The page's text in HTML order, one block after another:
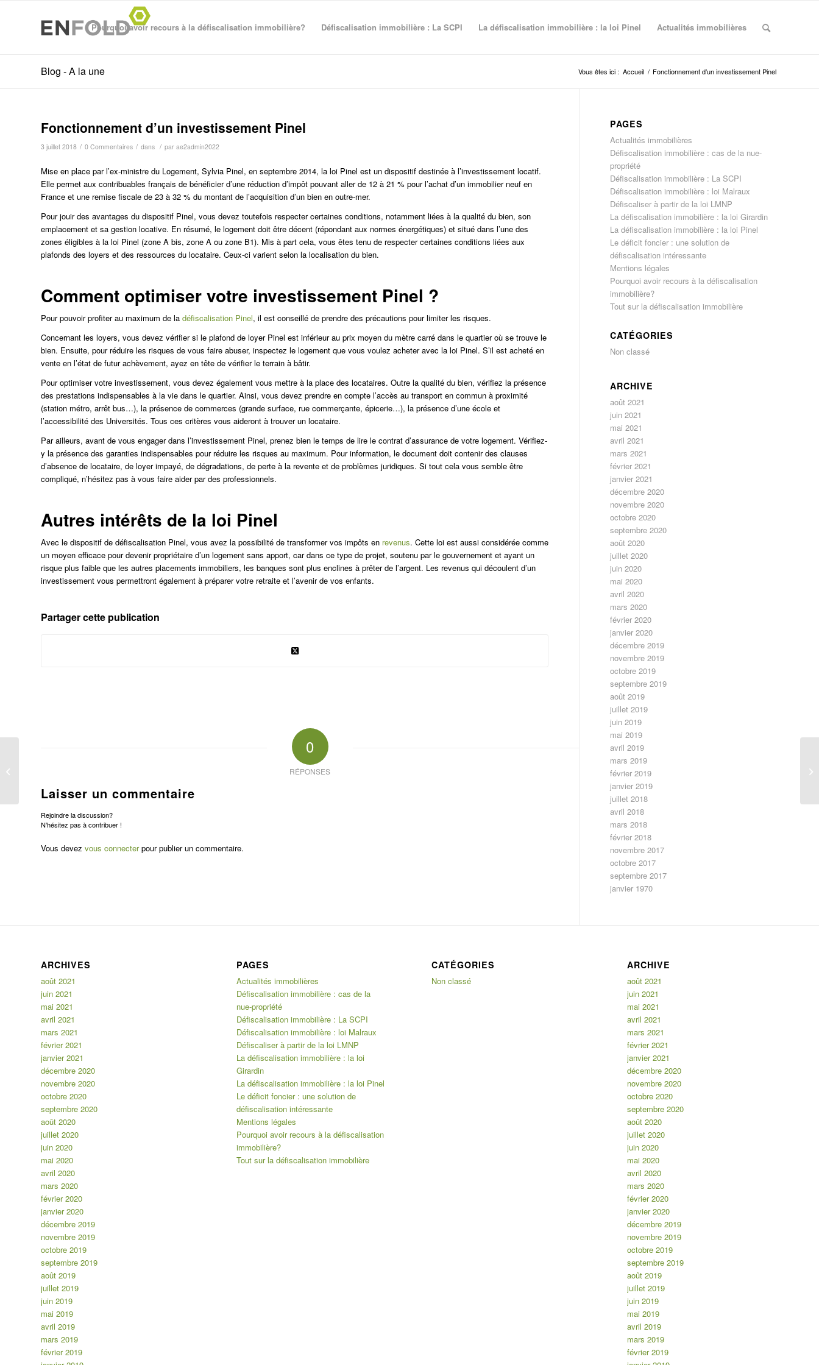
Pourquoi avoir recours à la défiscalisation immobilière? Défiscalisation immobilière : La SCPI La défiscalisation immobilière : la loi Pinel Actualités immobilières
Blog - A la une Vous êtes ici : Accueil / Fonctionnement d’un investissement Pinel
Fonctionnement d’un investissement Pinel
3 juillet 2018 / 0 Commentaires / dans / par ae2admin2022
Mise en place par l’ex-ministre du Logement, Sylvia Pinel, en septembre 2014, la loi Pinel est un dispositif destinée à l’investissement locatif.
Elle permet aux contribuables français de bénéficier d’une réduction d’impôt pouvant aller de 12 à 21 % pour l’achat d’un immobilier neuf en
France et une remise fiscale de 23 à 32 % du montant de l’acquisition d’un bien en outre-mer.
Pour jouir des avantages du dispositif Pinel, vous devez toutefois respecter certaines conditions, notamment liées à la qualité du bien, son
emplacement et sa gestion locative. En résumé, le logement doit être décent (répondant aux normes énergétiques) et situé dans l’une des
zones éligibles à la loi Pinel (zone A bis, zone A ou zone B1). Mis à part cela, vous êtes tenu de respecter certaines conditions liées aux
plafonds des loyers et des ressources du locataire. Ceux-ci varient selon la localisation du bien.
Comment optimiser votre investissement Pinel ?
Pour pouvoir profiter au maximum de la défiscalisation Pinel, il est conseillé de prendre des précautions pour limiter les risques.
Concernant les loyers, vous devez vérifier si le plafond de loyer Pinel est inférieur au prix moyen du mètre carré dans le quartier où se trouve le
bien. Ensuite, pour réduire les risques de vous faire abuser, inspectez le logement que vous voulez acheter avec la loi Pinel. S’il est acheté en
vente en l’état de futur achèvement, ayez en tête de vérifier le terrain à bâtir.
Pour optimiser votre investissement, vous devez également vous mettre à la place des locataires. Outre la qualité du bien, vérifiez la présence
des prestations indispensables à la vie dans le quartier. Ainsi, vous devez prendre en compte l’accès au transport en commun à proximité
(station métro, arrêt bus…), la présence de commerces (grande surface, rue commerçante, épicerie…), la présence d’une école et
l’accessibilité des Universités. Tous ces critères vous aideront à trouver un locataire.
Par ailleurs, avant de vous engager dans l’investissement Pinel, prenez bien le temps de lire le contrat d’assurance de votre logement. Vérifiez-
y la présence des garanties indispensables pour réduire les risques au maximum. Pour information, le document doit contenir des clauses
d’absence de locataire, de loyer impayé, de dégradations, de perte à la revente et de problèmes juridiques. Si tout cela vous semble être
compliqué, n’hésitez pas à vous faire aider par des professionnels.
Autres intérêts de la loi Pinel
Avec le dispositif de défiscalisation Pinel, vous avez la possibilité de transformer vos impôts en revenus. Cette loi est aussi considérée comme
un moyen efficace pour devenir propriétaire d’un logement sans apport, car dans ce type de projet, soutenu par le gouvernement et ayant un
risque plus faible que les autres placements immobiliers, les banques sont plus enclines à prêter de l’argent. Les revenus qui découlent d’un
investissement vous permettront également à préparer votre retraite et l’avenir de vos enfants.
Partager cette publication
0
RÉPONSES
Laisser un commentaire
Rejoindre la discussion?
N’hésitez pas à contribuer !
Vous devez vous connecterpour publier un commentaire.
PAGES
Actualités immobilières
Défiscalisation immobilière : cas de la nue-
propriété
Défiscalisation immobilière : La SCPI
Défiscalisation immobilière : loi Malraux
Défiscaliser à partir de la loi LMNP
La défiscalisation immobilière : la loi Girardin
La défiscalisation immobilière : la loi Pinel
Le déficit foncier : une solution de
défiscalisation intéressante
Mentions légales
Pourquoi avoir recours à la défiscalisation
immobilière?
Tout sur la défiscalisation immobilière
CATÉGORIES
Non classé
ARCHIVE
août 2021
juin 2021
mai 2021
avril 2021
mars 2021
février 2021
janvier 2021
décembre 2020
novembre 2020
octobre 2020
septembre 2020
août 2020
juillet 2020
juin 2020
mai 2020
avril 2020
mars 2020
février 2020
janvier 2020
décembre 2019
novembre 2019
octobre 2019
septembre 2019
août 2019
juillet 2019
juin 2019
mai 2019
avril 2019
mars 2019
février 2019
janvier 2019
juillet 2018
avril 2018
mars 2018
février 2018
novembre 2017
octobre 2017
septembre 2017
janvier 1970
ARCHIVES
août 2021
juin 2021
mai 2021
avril 2021
mars 2021
février 2021
janvier 2021
décembre 2020
novembre 2020
octobre 2020
septembre 2020
août 2020
juillet 2020
juin 2020
mai 2020
avril 2020
mars 2020
février 2020
janvier 2020
décembre 2019
novembre 2019
octobre 2019
septembre 2019
août 2019
juillet 2019
juin 2019
mai 2019
avril 2019
mars 2019
février 2019
PAGES
Actualités immobilières
Défiscalisation immobilière : cas de la
nue-propriété
Défiscalisation immobilière : La SCPI
Défiscalisation immobilière : loi Malraux
Défiscaliser à partir de la loi LMNP
La défiscalisation immobilière : la loi
Girardin
La défiscalisation immobilière : la loi Pinel
Le déficit foncier : une solution de
défiscalisation intéressante
Mentions légales
Pourquoi avoir recours à la défiscalisation
immobilière?
Tout sur la défiscalisation immobilière
CATÉGORIES
Non classé
ARCHIVE
août 2021
juin 2021
mai 2021
avril 2021
mars 2021
février 2021
janvier 2021
décembre 2020
novembre 2020
octobre 2020
septembre 2020
août 2020
juillet 2020
juin 2020
mai 2020
avril 2020
mars 2020
février 2020
janvier 2020
décembre 2019
novembre 2019
octobre 2019
septembre 2019
août 2019
juillet 2019
juin 2019
mai 2019
avril 2019
mars 2019
février 2019